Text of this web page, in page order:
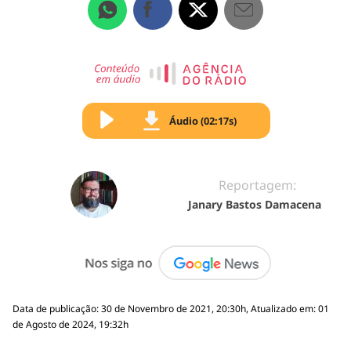
Áudio (02:17s)
Reportagem:
Janary Bastos Damacena
Data de publicação: 30 de Novembro de 2021, 20:30h, Atualizado em: 01
de Agosto de 2024, 19:32h